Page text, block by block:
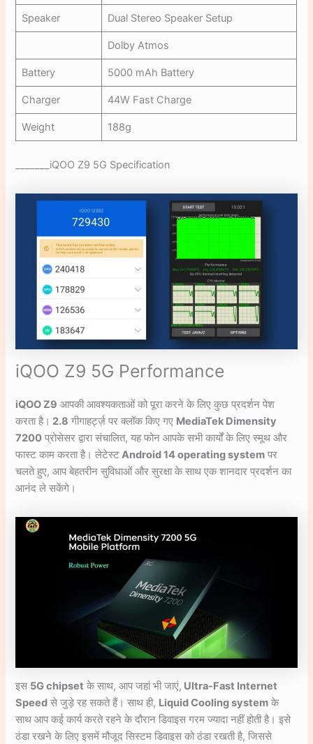
Speaker Dual Stereo Speaker Setup
Dolby Atmos
Battery 5000 mAh Battery
Charger 44W Fast Charge
Weight 188g
_______iQOO Z9 5G Specification
iQOO Z9 5G Performance
iQOO Z9 आपकी आवश्यकताओं को पूरा करने के लिए कुछ प्रदर्शन पेश
करता है। 2.8 गीगाहर्ट्ज़ पर क्लॉक किए गए MediaTek Dimensity
7200 प्रोसेसर द्वारा संचालित, यह फोन आपके सभी कार्यों के लिए स्मूथ और
फास्ट काम करता है। लेटेस्टAndroid 14 operating system पर
चलते हुए, आप बेहतरीन सुविधाओं और सुरक्षा के साथ एक शानदार प्रदर्शन का
आनंद ले सकेंगे।
इस 5G chipset के साथ, आप जहां भी जाएं, Ultra-Fast Internet
Speed से जुड़े रह सकते हैं। साथ ही, Liquid Cooling system के
साथ आप कई कार्य करते रहने के दौरान डिवाइस गरम ज्यादा नहीं होती है। इसे
ठंडा रखने के लिए इसमें मौजूद सिस्टम डिवाइस को ठंडा रखती है, जिससे